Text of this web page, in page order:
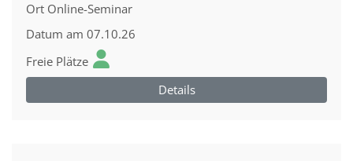
Ort Online-Seminar
Datum am 07.10.26
Freie Plätze
Details